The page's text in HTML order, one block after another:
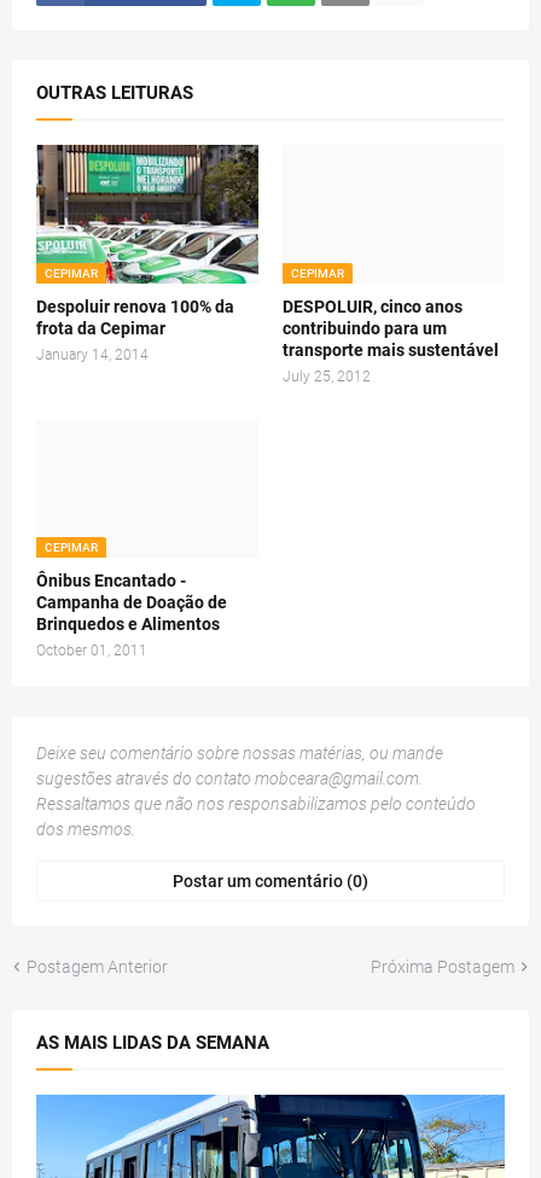
OUTRAS LEITURAS
CEPIMAR
Despoluir renova 100% da
frota da Cepimar
January 14, 2014
CEPIMAR
DESPOLUIR, cinco anos
contribuindo para um
transporte mais sustentável
July 25, 2012
CEPIMAR
Ônibus Encantado -
Campanha de Doação de
Brinquedos e Alimentos
October 01, 2011
Deixe seu comentário sobre nossas matérias, ou mande
sugestões através do contato mobceara@gmail.com
Ressaltamos que não nos responsabilizamos pelo conteúdo
dos mesmos.
Postar um comentário (0)
Postagem Anterior Próxima Postagem
AS MAIS LIDAS DA SEMANA